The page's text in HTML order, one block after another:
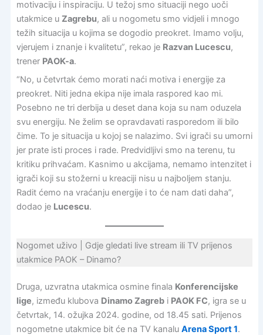
motivaciju i inspiraciju. U težoj smo situaciji nego uoči
utakmice u Zagrebu, ali u nogometu smo vidjeli i mnogo
težih situacija u kojima se dogodio preokret. Imamo volju,
vjerujem i znanje i kvalitetu”, rekao je Razvan Lucescu,
trener PAOK-a.
“No, u četvrtak ćemo morati naći motiva i energije za
preokret. Niti jedna ekipa nije imala raspored kao mi.
Posebno ne tri derbija u deset dana koja su nam oduzela
svu energiju. Ne želim se opravdavati rasporedom ili bilo
čime. To je situacija u kojoj se nalazimo. Svi igrači su umorni
jer prate isti proces i rade. Predvidljivi smo na terenu, tu
kritiku prihvaćam. Kasnimo u akcijama, nemamo intenzitet i
igrači koji su stožerni u kreaciji nisu u najboljem stanju.
Radit ćemo na vraćanju energije i to će nam dati daha”,
dodao je Lucescu.
Nogomet uživo | Gdje gledati live stream ili TV prijenos
utakmice PAOK – Dinamo?
Druga, uzvratna utakmica osmine finala Konferencijske
lige, između klubova Dinamo Zagrebi PAOK FC, igra se u
četvrtak, 14. ožujka 2024. godine, od 18.45 sati. Prijenos
nogometne utakmice bit će na TV kanalu Arena Sport 1.